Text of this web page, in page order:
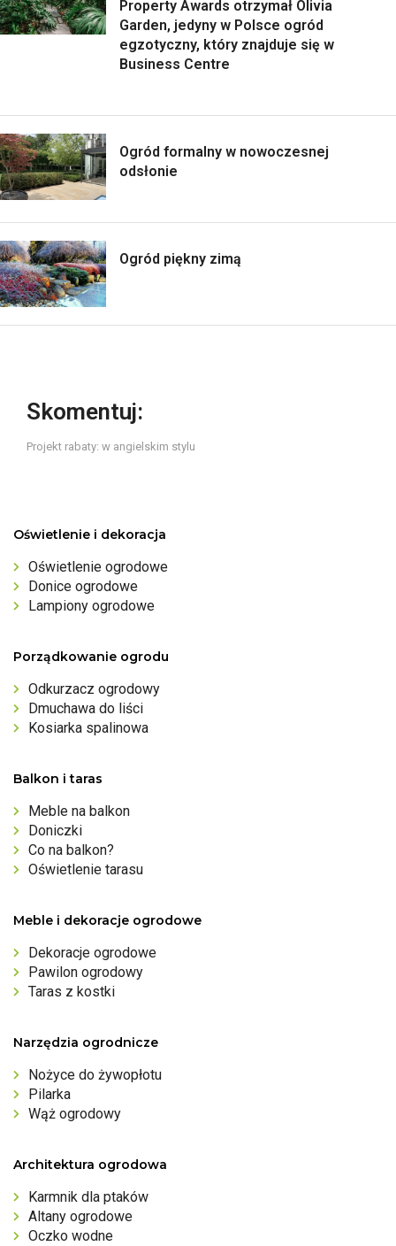
Property Awards otrzymał Olivia
Garden, jedyny w Polsce ogród
egzotyczny, który znajduje się w
Business Centre
Ogród formalny w nowoczesnej
odsłonie
Ogród piękny zimą
Skomentuj:
Projekt rabaty: w angielskim stylu
Oświetlenie i dekoracja
Oświetlenie ogrodowe
Donice ogrodowe
Lampiony ogrodowe
Porządkowanie ogrodu
Odkurzacz ogrodowy
Dmuchawa do liści
Kosiarka spalinowa
Balkon i taras
Meble na balkon
Doniczki
Co na balkon?
Oświetlenie tarasu
Meble i dekoracje ogrodowe
Dekoracje ogrodowe
Pawilon ogrodowy
Taras z kostki
Narzędzia ogrodnicze
Nożyce do żywopłotu
Pilarka
Wąż ogrodowy
Architektura ogrodowa
Karmnik dla ptaków
Altany ogrodowe
Oczko wodne